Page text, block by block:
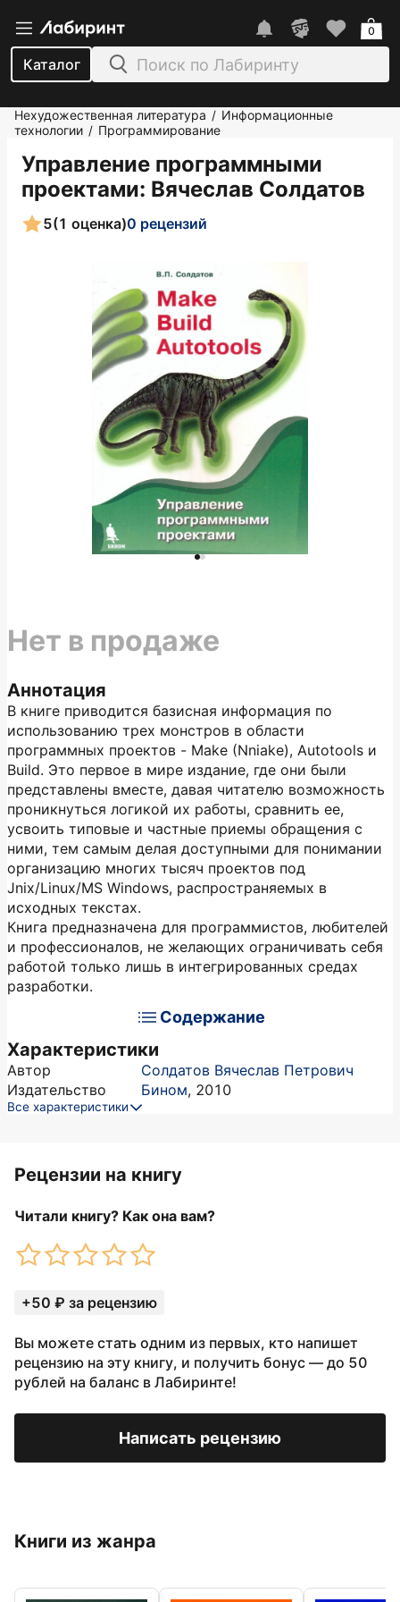
Каталог
0
Нехудожественная литература / Информационные
технологии / Программирование
Управление программными
проектами: Вячеслав Солдатов
5(1 оценка)0 рецензий
Аннотация
В книге приводится базисная информация по
использованию трех монстров в области
программных проектов - Make (Nniake), Autotools и
Build. Это первое в мире издание, где они были
представлены вместе, давая читателю возможность
проникнуться логикой их работы, сравнить ее,
усвоить типовые и частные приемы обращения с
ними, тем самым делая доступными для понимании
организацию многих тысяч проектов под
Jnix/Linux/MS Windows, распространяемых в
исходных текстах.
Книга предназначена для программистов, любителей
и профессионалов, не желающих ограничивать себя
работой только лишь в интегрированных средах
разработки.
Содержание
Характеристики
Автор
Солдатов Вячеслав Петрович
Издательство
Бином, 2010
Все характеристики
Нет в продаже
Рецензии на книгу
Читали книгу? Как она вам?
+50 ₽ за рецензию
Вы можете стать одним из первых, кто напишет
рецензию на эту книгу, и получить бонус — до 50
рублей на баланс в Лабиринте!
Написать рецензию
Книги из жанра